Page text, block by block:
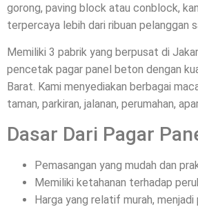
gorong, paving block atau conblock,
terpercaya lebih dari ribuan pelanggan
Memiliki 3 pabrik yang berpusat di
pencetak pagar panel beton dengan
Barat. Kami menyediakan berbagai
taman, parkiran, jalanan, perumahan,
Dasar Dari Pagar
Pemasangan yang mudah dan
Memiliki ketahanan terhadap
Harga yang relatif murah,